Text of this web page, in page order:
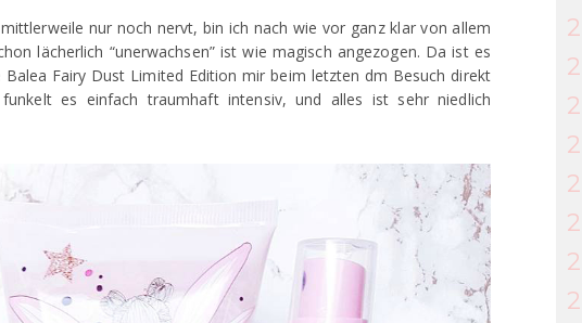
nur noch nervt, bin ich nach wie vor ganz klar von allem
lächerlich “unerwachsen” ist wie magisch angezogen. Da ist es
Fairy Dust Limited Edition mir beim letzten dm Besuch direkt
es einfach traumhaft intensiv, und alles ist sehr niedlich